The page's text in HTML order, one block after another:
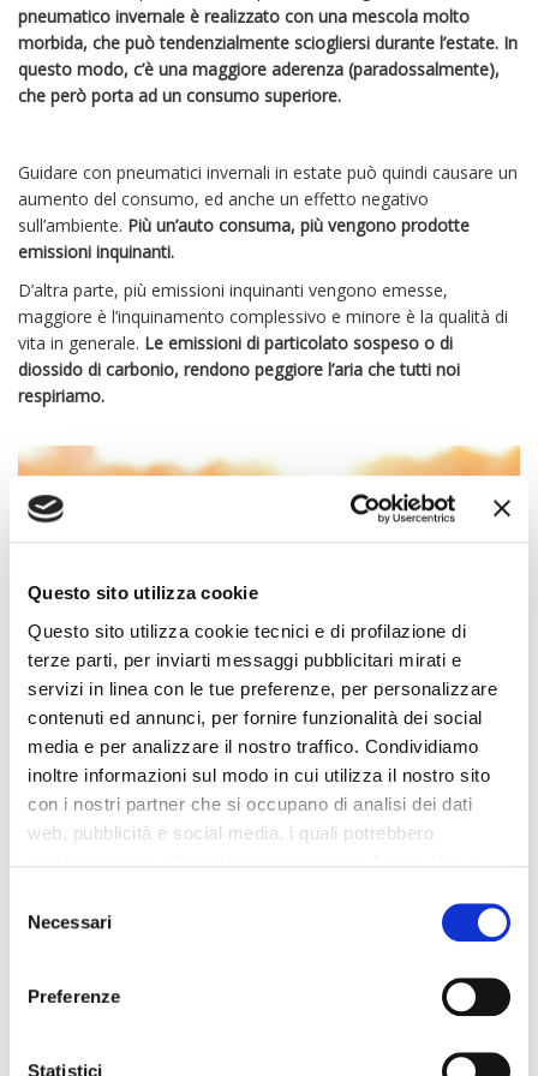
Questo sito utilizza cookie
Questo sito utilizza cookie tecnici e di profilazione di
terze parti, per inviarti messaggi pubblicitari mirati e
servizi in linea con le tue preferenze, per personalizzare
contenuti ed annunci, per fornire funzionalità dei social
media e per analizzare il nostro traffico. Condividiamo
inoltre informazioni sul modo in cui utilizza il nostro sito
con i nostri partner che si occupano di analisi dei dati
web, pubblicità e social media, i quali potrebbero
mera chiusura del banner non comporta l’accettazione
tutti” o selezionando le diverse categorie di cookies
Selection
Necessari
Preferenze
Statistici
pneumatico invernale è realizzato con una mescola molto
morbida, che può tendenzialmente sciogliersi durante l’estate. In
questo modo, c’è una maggiore aderenza (paradossalmente),
che però porta ad un consumo superiore.
Guidare con pneumatici invernali in estate può quindi causare un
aumento del consumo, ed anche un effetto negativo
sull’ambiente. Più un’auto consuma, più vengono prodotte
emissioni inquinanti.
D’altra parte, più emissioni inquinanti vengono emesse,
maggiore è l’inquinamento complessivo e minore è la qualità di
vita in generale. Le emissioni di particolato sospeso o di
diossido di carbonio, rendono peggiore l’aria che tutti noi
respiriamo.
EFFETTI SU
SICUREZZA
L’ultimo grande motivo per non utilizzare il pneumatico invernale
in estate, è la gestione dell’auto.